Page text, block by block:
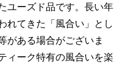
ユーズド品です。長い年
れてきた「風合い」とし
がある場合がございま
ィーク特有の風合いを楽